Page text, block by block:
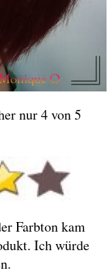
nur 4 von 5
Farbton kam
Ich würde